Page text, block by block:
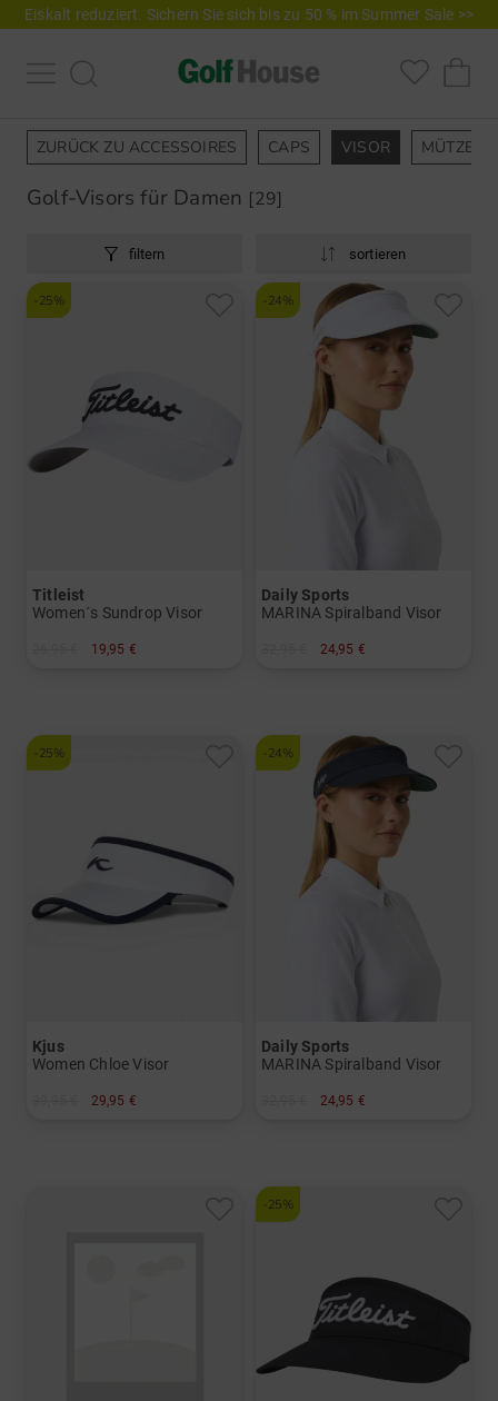
Eiskalt reduziert. Sichern Sie sich bis zu 50 % im Summer Sale >>
ZURÜCK ZU ACCESSOIRES CAPS VISOR MÜTZEN
Golf-Visors für Damen [29]
filtern sortieren
-25%
Titleist
Women´s Sundrop Visor
19,95 €
-24%
Daily Sports
MARINA Spiralband Visor
24,95 €
-25%
Kjus
Women Chloe Visor
29,95 €
-24%
Daily Sports
MARINA Spiralband Visor
24,95 €
-25%